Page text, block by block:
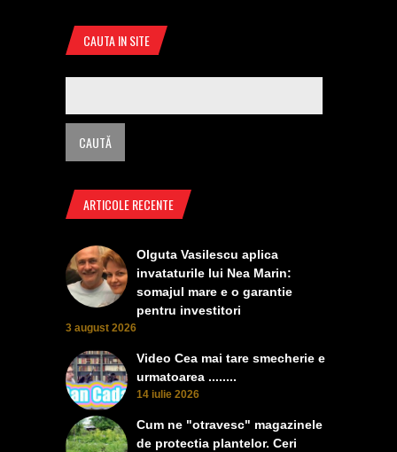
CAUTA IN SITE
ARTICOLE RECENTE
Olguta Vasilescu aplica
invataturile lui Nea Marin:
somajul mare e o garantie
pentru investitori
3 august 2026
Video Cea mai tare smecherie e
urmatoarea ........
14 iulie 2026
Cum ne "otravesc" magazinele
de protectia plantelor. Ceri